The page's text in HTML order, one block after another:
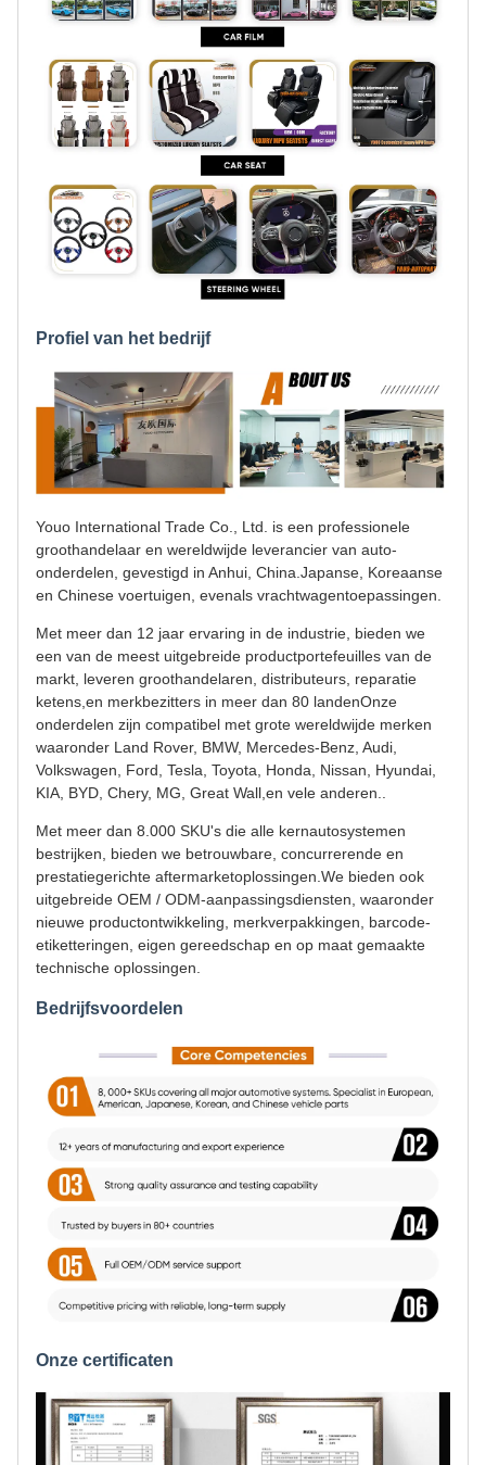
Profiel van het bedrijf
Youo International Trade Co., Ltd. is een professionele
groothandelaar en wereldwijde leverancier van auto-
onderdelen, gevestigd in Anhui, China.Japanse, Koreaanse
en Chinese voertuigen, evenals vrachtwagentoepassingen.
Met meer dan 12 jaar ervaring in de industrie, bieden we
een van de meest uitgebreide productportefeuilles van de
markt, leveren groothandelaren, distributeurs, reparatie
ketens,en merkbezitters in meer dan 80 landenOnze
onderdelen zijn compatibel met grote wereldwijde merken
waaronder Land Rover, BMW, Mercedes-Benz, Audi,
Volkswagen, Ford, Tesla, Toyota, Honda, Nissan, Hyundai,
KIA, BYD, Chery, MG, Great Wall,en vele anderen..
Met meer dan 8.000 SKU's die alle kernautosystemen
bestrijken, bieden we betrouwbare, concurrerende en
prestatiegerichte aftermarketoplossingen.We bieden ook
uitgebreide OEM / ODM-aanpassingsdiensten, waaronder
nieuwe productontwikkeling, merkverpakkingen, barcode-
etiketteringen, eigen gereedschap en op maat gemaakte
technische oplossingen.
Bedrijfsvoordelen
Onze certificaten